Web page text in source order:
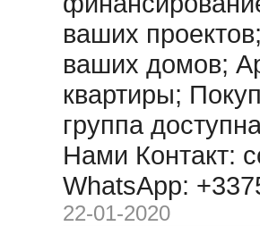
ваших
ваших домов;
квартиры;
группа
Нами Контакт:
WhatsApp:
22-01-2020